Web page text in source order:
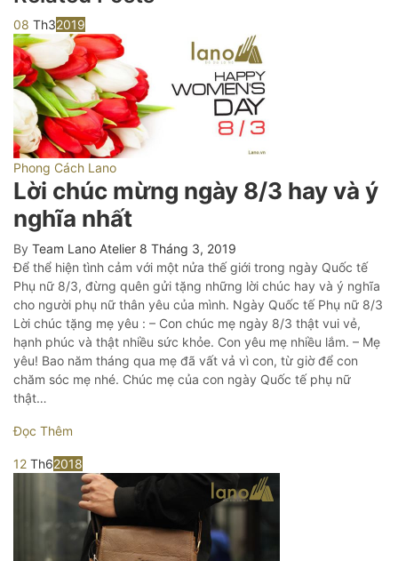
08 Th32019
Phong Cách Lano
Lời chúc mừng ngày 8/3 hay và ý
nghĩa nhất
By Team Lano Atelier 8 Tháng 3, 2019
Để thể hiện tình cảm với một nửa thế giới trong ngày Quốc tế
Phụ nữ 8/3, đừng quên gửi tặng những lời chúc hay và ý nghĩa
cho người phụ nữ thân yêu của mình. Ngày Quốc tế Phụ nữ 8/3
Lời chúc tặng mẹ yêu : – Con chúc mẹ ngày 8/3 thật vui vẻ,
hạnh phúc và thật nhiều sức khỏe. Con yêu mẹ nhiều lắm. – Mẹ
yêu! Bao năm tháng qua mẹ đã vất vả vì con, từ giờ để con
chăm sóc mẹ nhé. Chúc mẹ của con ngày Quốc tế phụ nữ
thật…
Đọc Thêm
12 Th62018